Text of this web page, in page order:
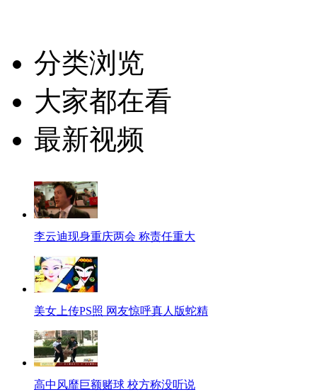
分类浏览
大家都在看
最新视频
李云迪现身重庆两会 称责任重大
美女上传PS照 网友惊呼真人版蛇精
高中风靡巨额赌球 校方称没听说